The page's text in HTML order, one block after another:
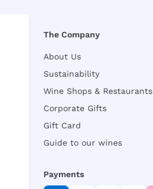
The Company
About Us
Sustainability
Wine Shops & Restaurants
Corporate Gifts
Gift Card
Guide to our wines
Payments